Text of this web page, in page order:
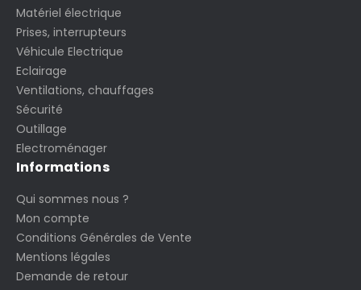
Matériel électrique
Prises, interrupteurs
Véhicule Electrique
Eclairage
Ventilations, chauffages
Sécurité
Outillage
Electroménager
Informations
Qui sommes nous ?
Mon compte
Conditions Générales de Vente
Mentions légales
Demande de retour